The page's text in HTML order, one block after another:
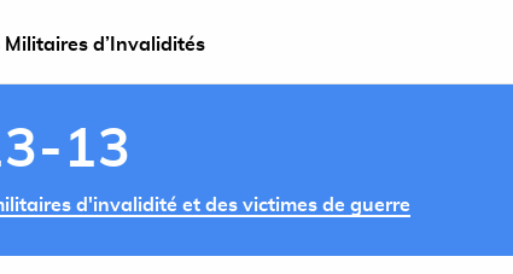
d’Invalidités
13
d'invalidité et des victimes de guerre